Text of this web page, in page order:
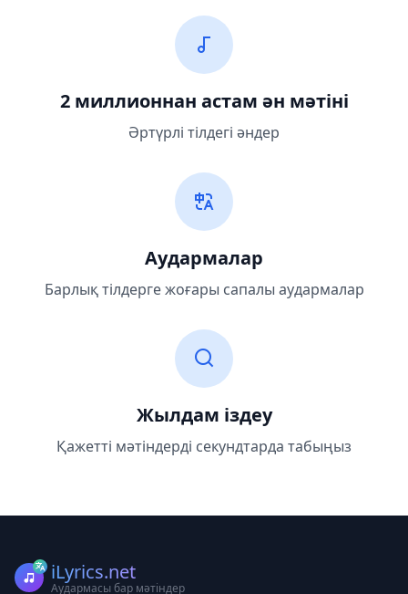
2 миллионнан астам ән мәтіні
Әртүрлі тілдегі әндер
Аудармалар
Барлық тілдерге жоғары сапалы аудармалар
Жылдам іздеу
Қажетті мәтіндерді секундтарда табыңыз
iLyrics.net
Аудармасы бар мәтіндер